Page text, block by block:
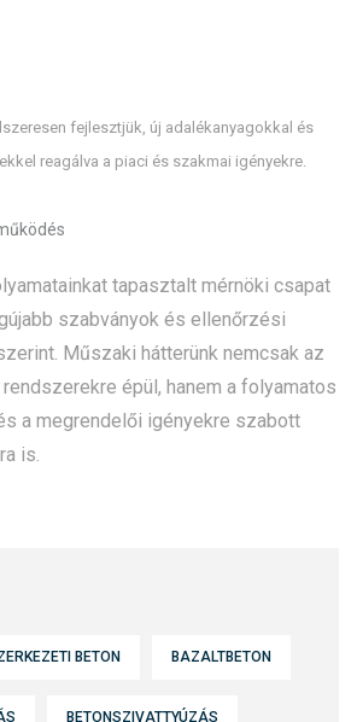
fejlesztjük, új adalékanyagokkal és
reagálva a piaci és szakmai igényekre.
tapasztalt mérnöki csapat
szabványok és ellenőrzési
Műszaki hátterünk nemcsak az
épül, hanem a folyamatos
a megrendelői igényekre szabott
is.
BETON BAZALTBETON
BETONSZIVATTYÚZÁS